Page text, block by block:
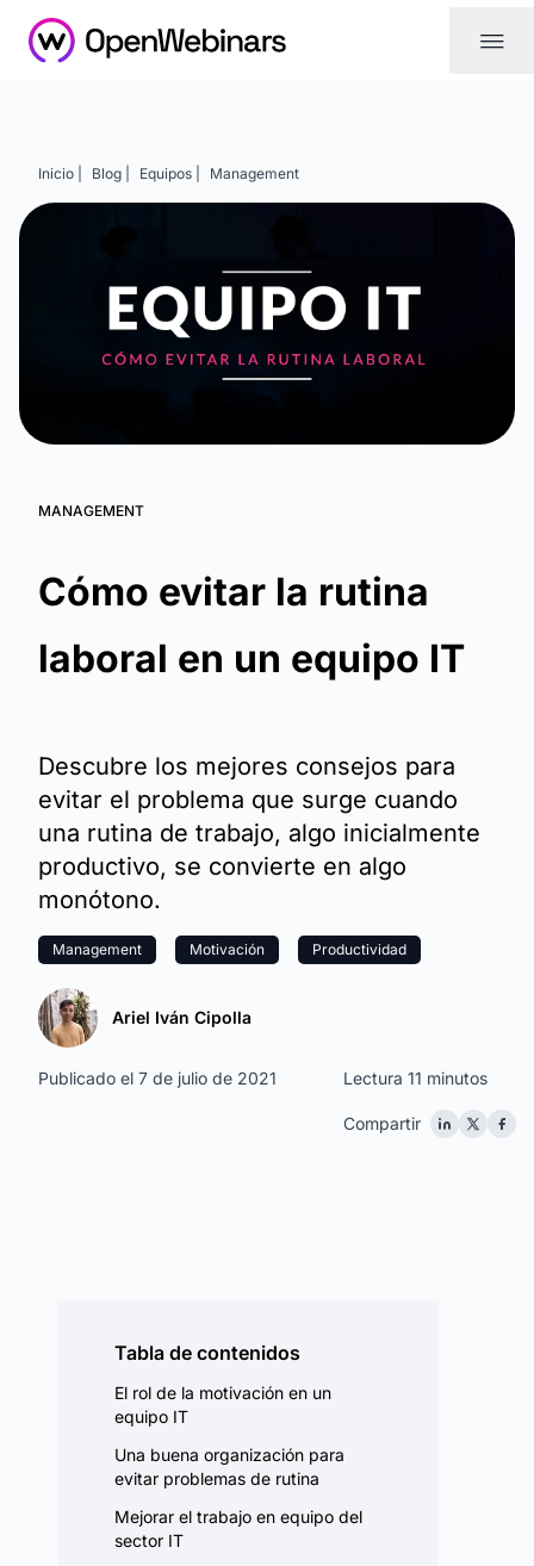
|||
Inicio | Blog | Equipos | Management
MANAGEMENT
Cómo evitar la rutina
laboral en un equipo IT
Descubre los mejores consejos para
evitar el problema que surge cuando
una rutina de trabajo, algo inicialmente
productivo, se convierte en algo
monótono.
Management Motivación Productividad
Ariel Iván Cipolla
Lectura 11 minutos
Publicado el 7 de julio de 2021
Compartir
Tabla de contenidos
El rol de la motivación en un
equipo IT
Una buena organización para
evitar problemas de rutina
Mejorar el trabajo en equipo del
sector IT